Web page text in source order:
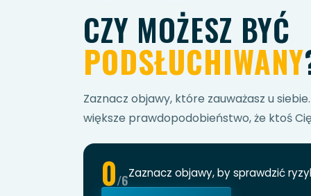
CZY MOŻESZ BYĆ
PODSŁUCHIWANY
Zaznacz objawy, które zauważasz u
większe prawdopodobieństwo, że ktoś Cię
0/6Zaznacz objawy, by sprawdzić